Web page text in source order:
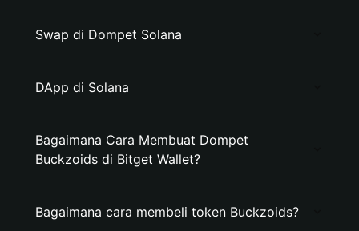
Swap di Dompet Solana
DApp di Solana
Bagaimana Cara Membuat Dompet
Buckzoids di Bitget Wallet?
Bagaimana cara membeli token Buckzoids?